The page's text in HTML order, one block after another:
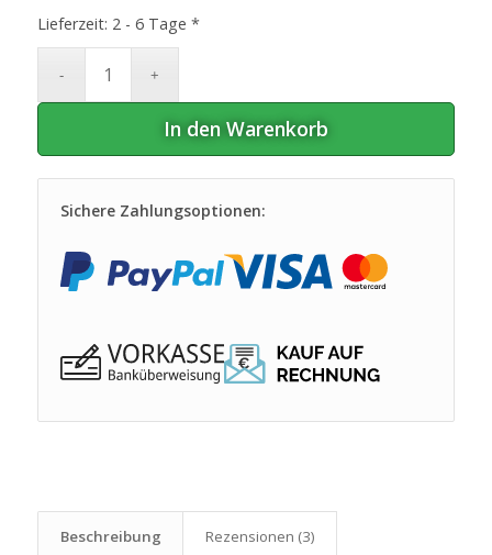
Lieferzeit: 2 - 6 Tage *
In den Warenkorb
Sichere Zahlungsoptionen:
Beschreibung Rezensionen (3)